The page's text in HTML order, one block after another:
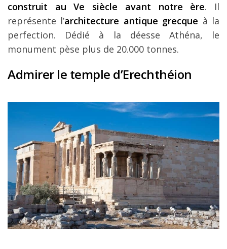
construit au Ve siècle avant notre ère. Il
représente l’architecture antique grecque à la
perfection. Dédié à la déesse Athéna, le
monument pèse plus de 20.000 tonnes.
Admirer le temple d’Erechthéion